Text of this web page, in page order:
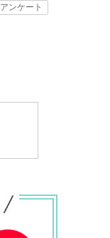
アンケート